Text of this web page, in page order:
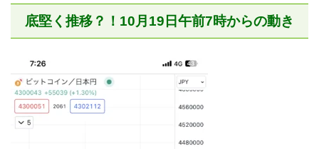
底堅く推移？！10月19日午前7時からの動き